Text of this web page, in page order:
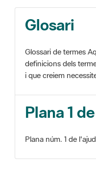
Glosari
Glossari de termes
definicions dels
i que creiem
Plana 1
Plana núm. 1 de